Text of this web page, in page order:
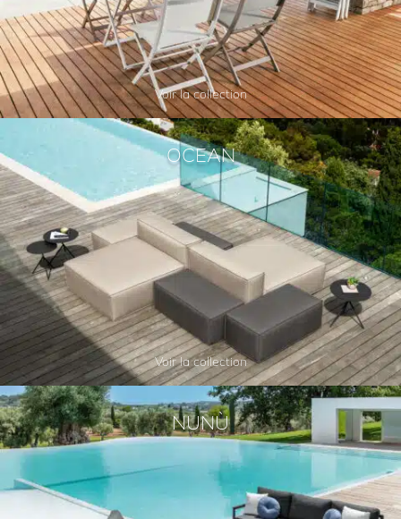
Voir la collection
OCEAN
Voir la collection
NUNÙ